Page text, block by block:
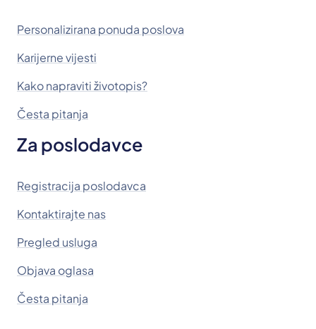
Personalizirana ponuda poslova
Karijerne vijesti
Kako napraviti životopis?
Česta pitanja
Za poslodavce
Registracija poslodavca
Kontaktirajte nas
Pregled usluga
Objava oglasa
Česta pitanja